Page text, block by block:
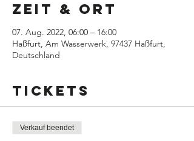
Zeit & Ort
07. Aug. 2022, 06:00 – 16:00
Haßfurt, Am Wasserwerk, 97437 Haßfurt,
Deutschland
Tickets
Verkauf beendet